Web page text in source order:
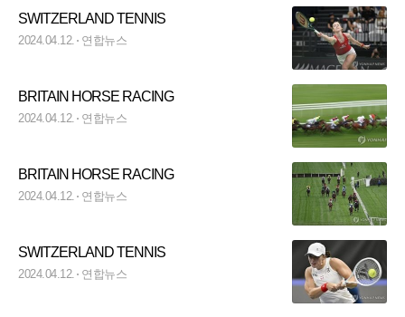
SWITZERLAND TENNIS
2024.04.12. 연합뉴스
BRITAIN HORSE RACING
2024.04.12. 연합뉴스
BRITAIN HORSE RACING
2024.04.12. 연합뉴스
SWITZERLAND TENNIS
2024.04.12. 연합뉴스